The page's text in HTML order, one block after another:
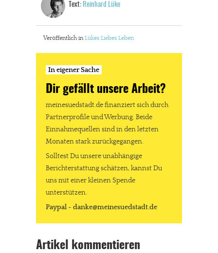
Text: Reinhard Lüke
Veröffentlich in Lükes Liebes Leben
In eigener Sache
Dir gefällt unsere Arbeit?
meinesuedstadt.de finanziert sich durch
Partnerprofile und Werbung. Beide
Einnahmequellen sind in den letzten
Monaten stark zurückgegangen.
Solltest Du unsere unabhängige
Berichterstattung schätzen, kannst Du
uns mit einer kleinen Spende
unterstützen.
Paypal - danke@meinesuedstadt.de
Artikel kommentieren